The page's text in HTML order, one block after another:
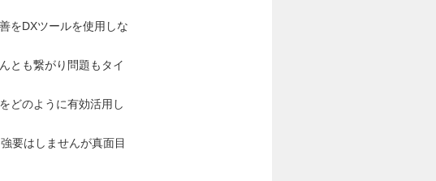
用しな
もタイ
どのように有効活用し
要はしませんが真面目